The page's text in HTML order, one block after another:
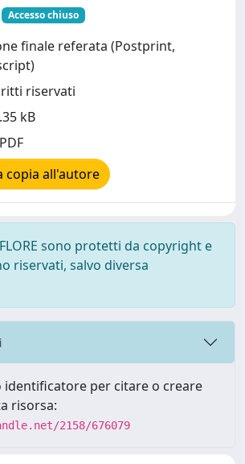
Accesso chiuso
finale referata (Postprint,
riservati
kB
copia all'autore
sono protetti da copyright e
riservati, salvo diversa
identificatore per citare o creare
risorsa:
2158/676079